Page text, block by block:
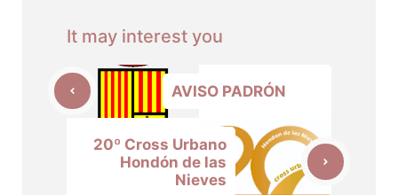
It may interest you
AVISO PADRÓN
20º Cross Urbano
Hondón de las
Nieves